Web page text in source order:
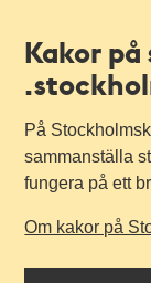
Kakor
På
sammanställa
fungera på ett
Om kakor på